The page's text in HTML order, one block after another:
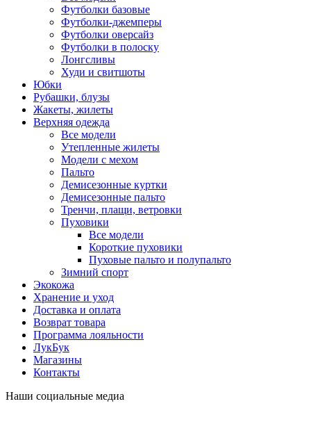
Футболки базовые
Футболки-джемперы
Футболки оверсайз
Футболки в полоску
Лонгсливы
Худи и свитшоты
Юбки
Рубашки, блузы
Жакеты, жилеты
Верхняя одежда
Все модели
Утепленные жилеты
Модели с мехом
Пальто
Демисезонные куртки
Демисезонные пальто
Тренчи, плащи, ветровки
Пуховики
Все модели
Короткие пуховики
Пуховые пальто и полупальто
Зимний спорт
Экокожа
Хранение и уход
Доставка и оплата
Возврат товара
Программа лояльности
ЛукБук
Магазины
Контакты
Наши социальные медиа